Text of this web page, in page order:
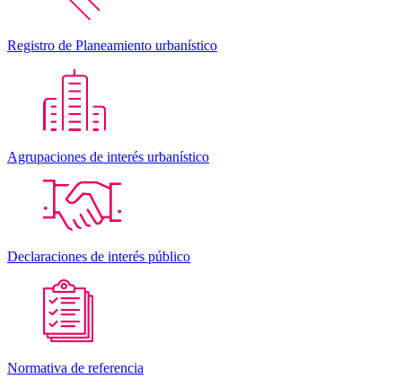
Registro de Planeamiento urbanístico
Agrupaciones de interés urbanístico
Declaraciones de interés público
Normativa de referencia